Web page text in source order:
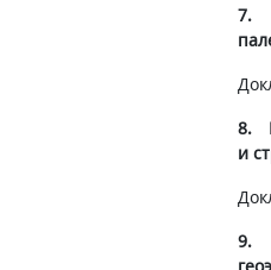
7.
8.
и
9.